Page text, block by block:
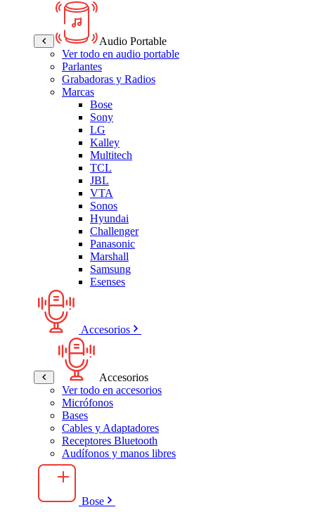
Audio Portable
Ver todo en audio portable
Parlantes
Grabadoras y Radios
Marcas
Bose
Sony
LG
Kalley
Multitech
TCL
JBL
VTA
Sonos
Hyundai
Challenger
Panasonic
Marshall
Samsung
Esenses
Accesorios
Accesorios
Ver todo en accesorios
Micrófonos
Bases
Cables y Adaptadores
Receptores Bluetooth
Audífonos y manos libres
Bose